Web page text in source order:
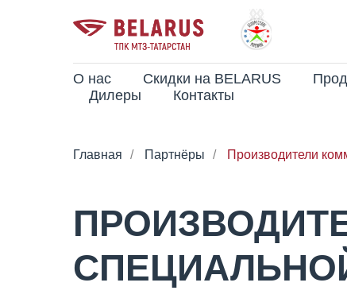
О нас Скидки на BELARUS
Дилеры
Контакты
Главная / Партнёры / Производители